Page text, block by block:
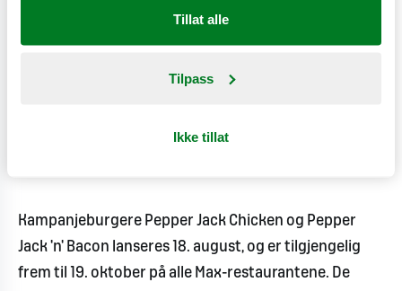
Tillat alle
Tilpass
Ikke tillat
verden med klimamerket meny i 2008, hvor hele
tredje bestilling skal være noe annet enn rødt kjøtt
Kampanjeburgere Pepper Jack Chicken og Pepper
Jack 'n' Bacon lanseres 18. august, og er tilgjengelig
frem til 19. oktober på alle Max-restaurantene. De